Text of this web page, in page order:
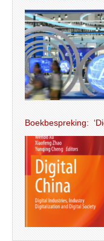
Boekbespreking: